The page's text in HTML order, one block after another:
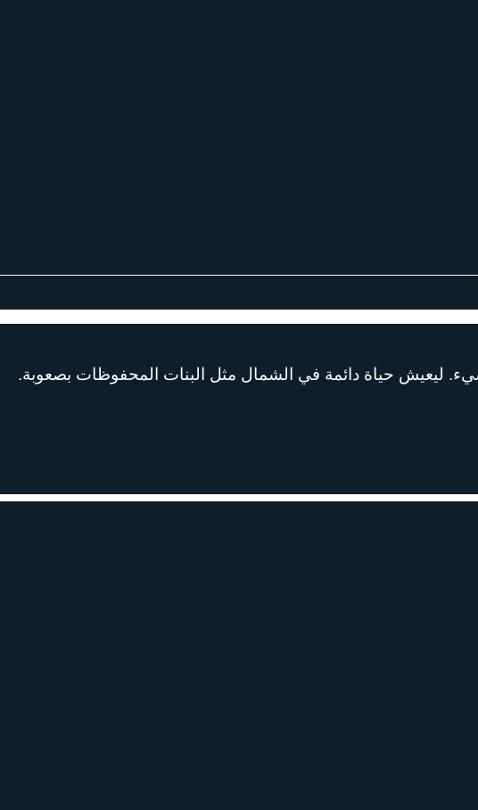
ليعيش حياة دائمة في الشمال مثل البنات المحفوظات بصعوبة.